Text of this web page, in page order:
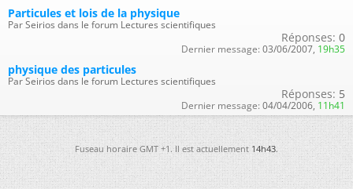
Particules et lois de la physique
Par Seirios dans le forum Lectures scientifiques
Réponses: 0
Dernier message: 03/06/2007, 19h35
physique des particules
Par Seirios dans le forum Lectures scientifiques
Réponses: 5
Dernier message: 04/04/2006, 11h41
Fuseau horaire GMT +1. Il est actuellement14h43.